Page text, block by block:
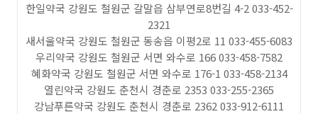
한일약국 강원도 철원군 갈말읍 삼부연로8번길 4-2 033-452-
2321
새서울약국 강원도 철원군 동송읍 이평2로 11 033-455-6083
우리약국 강원도 철원군 서면 와수로 166 033-458-7582
혜화약국 강원도 철원군 서면 와수로 176-1 033-458-2134
열린약국 강원도 춘천시 경춘로 2353 033-255-2365
강남푸른약국 강원도 춘천시 경춘로 2362 033-912-6111